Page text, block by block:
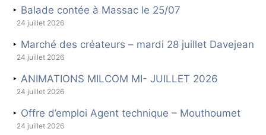
Balade contée à Massac le 25/07
24 juillet 2026
Marché des créateurs – mardi 28 juillet Davejean
24 juillet 2026
ANIMATIONS MILCOM MI- JUILLET 2026
24 juillet 2026
Offre d’emploi Agent technique – Mouthoumet
24 juillet 2026